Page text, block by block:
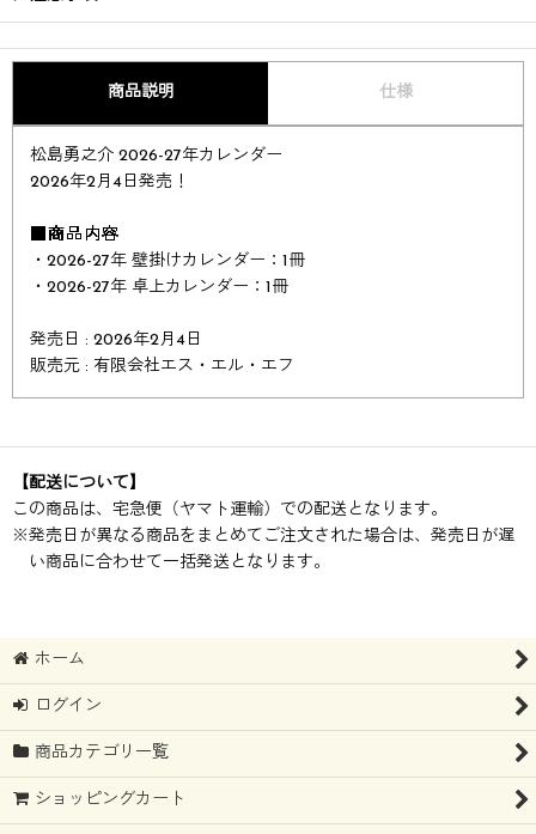
商品説明 仕様
松島勇之介 2026-27年カレンダー​
2026年2月4日発売！​
■商品内容
・2026-27年 壁掛けカレンダー：1冊
・2026-27年 卓上カレンダー：1冊
発売日 : 2026年2月4日
販売元 : 有限会社エス・エル・エフ
【配送について】
この商品は、宅急便（ヤマト運輸）での配送となります。
※発売日が異なる商品をまとめてご注文された場合は、発売日が遅
い商品に合わせて一括発送となります。
ホーム
ログイン
商品カテゴリ一覧
ショッピングカート